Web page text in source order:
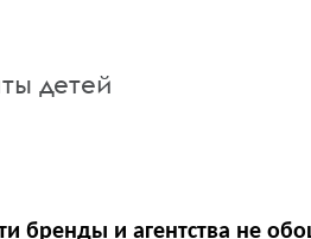
детей
бренды и агентства не